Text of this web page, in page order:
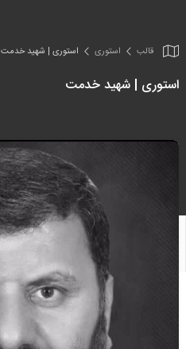
قالب استوری استوری | شهید خدمت
استوری | شهید خدمت